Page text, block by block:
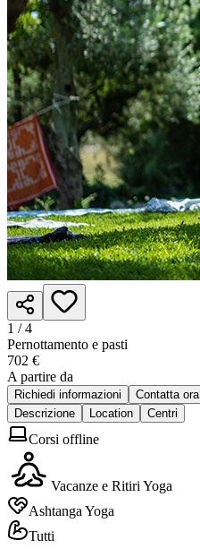
1 /4
Pernottamento e pasti
702 €
A partire da
Richiedi informazioni
Contatta ora
Descrizione
Location Centri
Corsi offline
Vacanze e Ritiri Yoga
Ashtanga Yoga
Tutti